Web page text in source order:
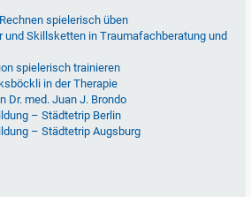
spielerisch üben
Skillsketten in Traumafachberatung und
spielerisch trainieren
in der Therapie
Dr. med. Juan J. Brondo
– Städtetrip Berlin
– Städtetrip Augsburg